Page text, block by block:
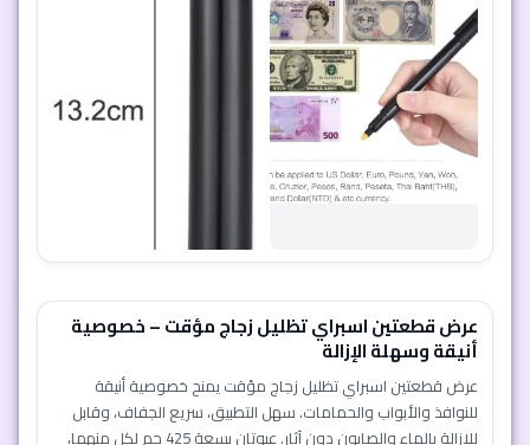
عرض قطعتين اسبراي تظليل زجاج مؤقت – خصوصية
أنيقة وسهلة الإزالة
عرض قطعتين اسبراي تظليل زجاج مؤقت يمنح خصوصية أنيقة
للنوافذ والأبواب والحمامات. سهل التطبيق، سريع الجفاف، وقابل
للإزالة بالماء والصابون دون آثار. عبوتان بسعة 425 جم لكل منهما،